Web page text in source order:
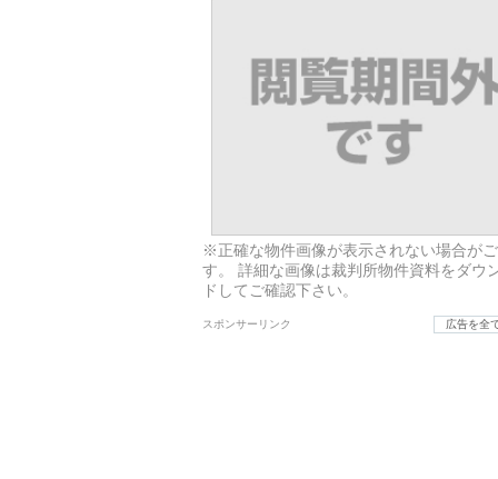
※正確な物件画像が表示されない場合が
す。 詳細な画像は裁判所物件資料をダウ
ドしてご確認下さい。
スポンサーリンク 広告を全